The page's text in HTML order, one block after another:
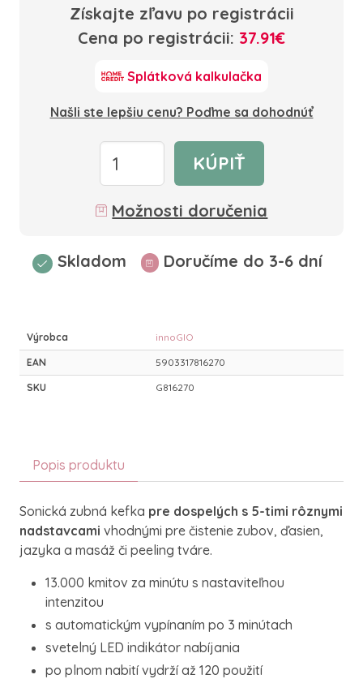
Získajte zľavu po registrácii
Cena po registrácii: 37.91€
Splátková kalkulačka
Našli ste lepšiu cenu? Poďme sa dohodnúť
KÚPIŤ
Možnosti doručenia
Skladom Doručíme do 3-6 dní
Výrobca innoGIO
EAN 5903317816270
SKU G816270
Popis produktu
Sonická zubná kefka pre dospelých s 5-timi rôznymi
nadstavcami vhodnými pre čistenie zubov, ďasien,
jazyka a masáž či peeling tváre.
13.000 kmitov za minútu s nastaviteľnou
intenzitou
s automatickým vypínaním po 3 minútach
svetelný LED indikátor nabíjania
po plnom nabití vydrží až 120 použití